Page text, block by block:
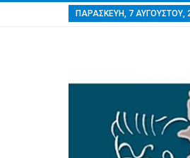
ΠΑΡΑΣΚΕΥΉ, 7 ΑΥΓΟΎΣΤΟΥ,